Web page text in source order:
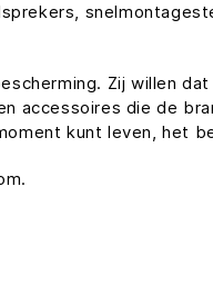
Zij willen
accessoires die de
kunt leven, het